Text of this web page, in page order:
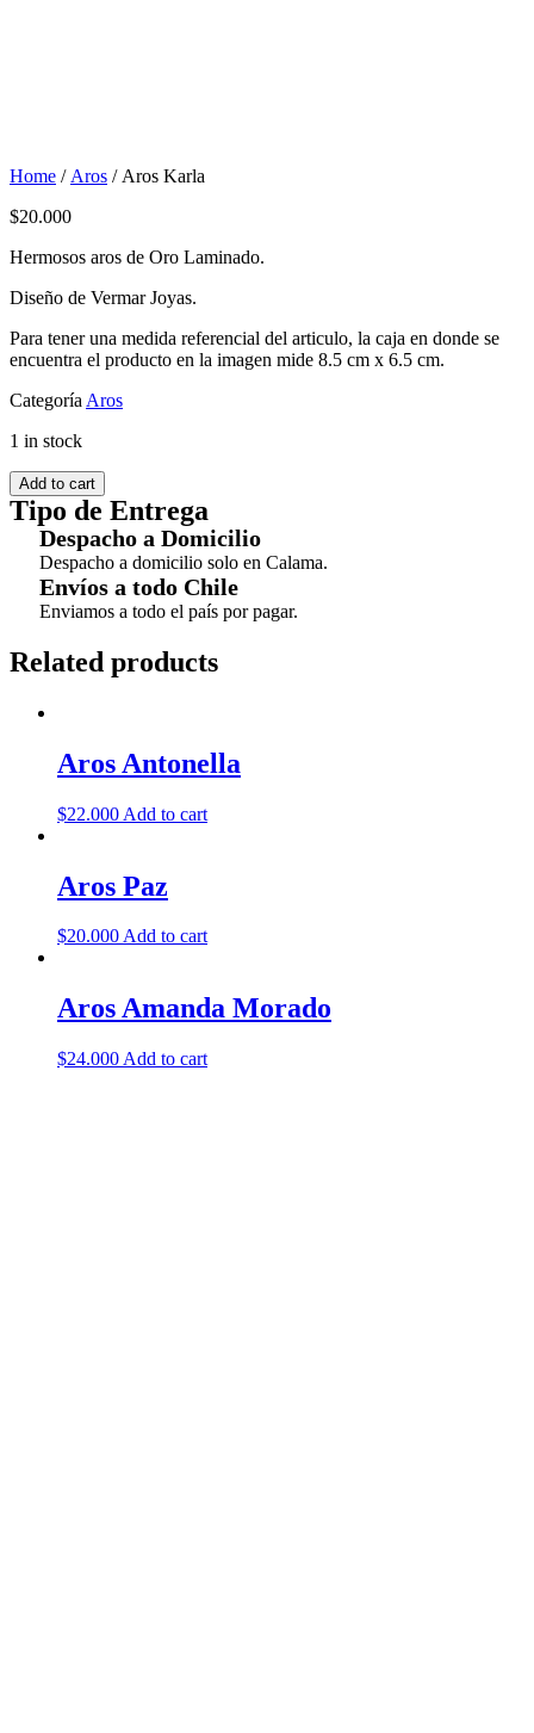
Home / Aros / Aros Karla
$20.000
Hermosos aros de Oro Laminado.
Diseño de Vermar Joyas.
Para tener una medida referencial del articulo, la caja en donde se
encuentra el producto en la imagen mide 8.5 cm x 6.5 cm.
Categoría Aros
1 in stock
Add to cart
Tipo de Entrega
Despacho a Domicilio
Despacho a domicilio solo en Calama.
Envíos a todo Chile
Enviamos a todo el país por pagar.
Related products
Aros Antonella
$22.000 Add to cart
Aros Paz
$20.000Add to cart
Aros Amanda Morado
$24.000 Add to cart